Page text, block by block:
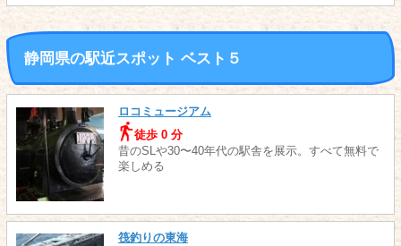
静岡県の駅近スポット ベスト５
ロコミュージアム
徒歩 0 分
昔のSLや30〜40年代の駅舎を展示。すべて無料で
楽しめる
筏釣りの東海